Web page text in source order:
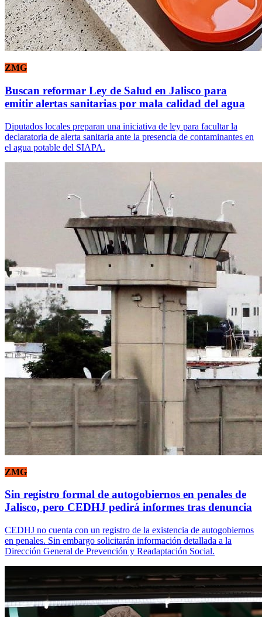
ZMG
Buscan reformar Ley de Salud en Jalisco para
emitir alertas sanitarias por mala calidad del agua
Diputados locales preparan una iniciativa de ley para facultar la
declaratoria de alerta sanitaria ante la presencia de contaminantes en
el agua potable del SIAPA.
ZMG
Sin registro formal de autogobiernos en penales de
Jalisco, pero CEDHJ pedirá informes tras denuncia
CEDHJ no cuenta con un registro de la existencia de autogobiernos
en penales. Sin embargo solicitarán información detallada a la
Dirección General de Prevención y Readaptación Social.